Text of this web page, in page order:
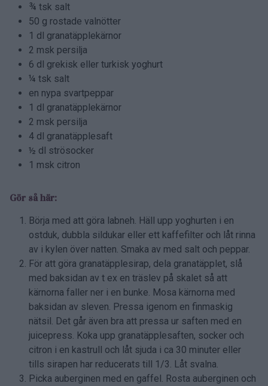
¾ tsk salt
50 g rostade valnötter
1 dl granatäpplekärnor
2 msk persilja
6 dl grekisk eller turkisk yoghurt
¼ tsk salt
en nypa svartpeppar
1 dl granatäpplekärnor
2 msk persilja
4 dl granatäpplesaft
½ dl strösocker
1 msk citron
Gör så här:
Börja med att göra labneh. Häll upp yoghurten i en
ostduk, dubbla sildukar eller ett kaffefilter och låt rinna
av i kylen över natten. Smaka av med salt och peppar.
För att göra granatäpplesirap, dela granatäpplet, slå
med baksidan av t ex en träslev på skalet så att
kärnorna faller ner i en bunke. Mosa kärnorna med
baksidan av sleven. Pressa igenom en finmaskig
nätsil. Det går även bra att pressa ur saften med en
juicepress. Koka upp granatäpplesaften, socker och
citron i en kastrull och låt sjuda i ca 30 minuter eller
tills sirapen har reducerats till 1/3. Låt svalna.
Picka auberginen med en gaffel. Rosta auberginen och